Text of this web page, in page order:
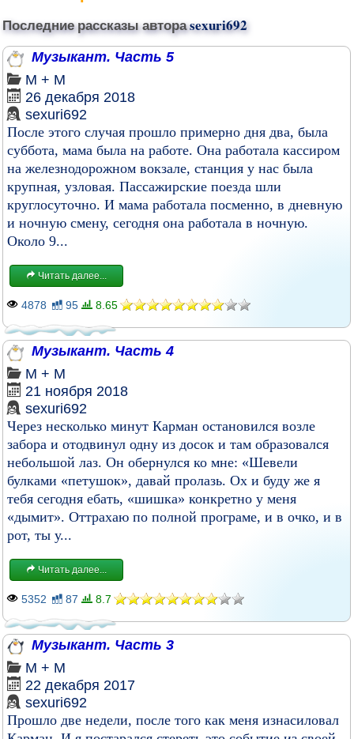
Последние рассказы автораsexuri692
Музыкант. Часть 5
М + М
26 декабря 2018
sexuri692
После этого случая прошло примерно дня два, была
суббота, мама была на работе. Она работала кассиром
на железнодорожном вокзале, станция у нас была
крупная, узловая. Пассажирские поезда шли
круглосуточно. И мама работала посменно, в дневную
и ночную смену, сегодня она работала в ночную.
Около 9...
Читать далее...
4878 95 8.65
Музыкант. Часть 4
М + М
21 ноября 2018
sexuri692
Через несколько минут Карман остановился возле
забора и отодвинул одну из досок и там образовался
небольшой лаз. Он обернулся ко мне: «Шевели
булками «петушок», давай пролазь. Ох и буду же я
тебя сегодня ебать, «шишка» конкретно у меня
«дымит». Оттрахаю по полной програме, и в очко, и в
рот, ты у...
Читать далее...
5352 87 8.7
Музыкант. Часть 3
М + М
22 декабря 2017
sexuri692
Прошло две недели, после того как меня изнасиловал